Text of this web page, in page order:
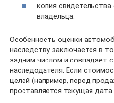
копия
владельца.
Особенность оценки
наследству заключается в
задним числом и совпадает
наследодателя. Если
целей (например, перед
проставляется текущая дата.